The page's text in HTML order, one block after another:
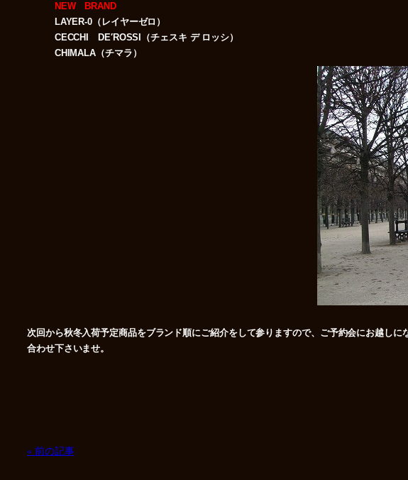
NEW BRAND
LAYER‐0（レイヤーゼロ）
CECCHI DE′ROSSI（チェスキ デ ロッシ）
CHIMALA（チマラ）
次回から秋冬入荷予定商品をブランド順にご紹介をして参りますので、ご予約会にお越し
合わせ下さいませ。
« 前の記事